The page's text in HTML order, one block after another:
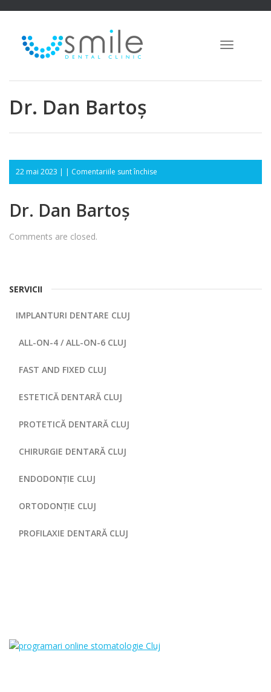
Toggle
Dr. Dan Bartoș
22 mai 2023 | | Comentariile sunt închise
Dr.
Dr. Dan Bartoș
Comments are closed.
SERVICII
IMPLANTURI DENTARE CLUJ
ALL-ON-4 / ALL-ON-6 CLUJ
FAST AND FIXED CLUJ
ESTETICĂ DENTARĂ CLUJ
PROTETICĂ DENTARĂ CLUJ
CHIRURGIE DENTARĂ CLUJ
ENDODONȚIE CLUJ
ORTODONȚIE CLUJ
PROFILAXIE DENTARĂ CLUJ